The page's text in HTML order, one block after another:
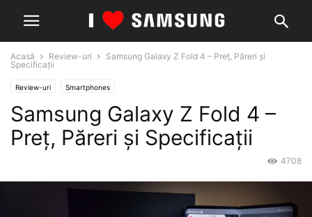
Acasă Review-uri
Samsung Galaxy Z Fold 4 – Preț, Păreri și
Specificații
Review-uri Smartphones
Samsung Galaxy Z Fold 4 –
Preț, Păreri și Specificații
4708